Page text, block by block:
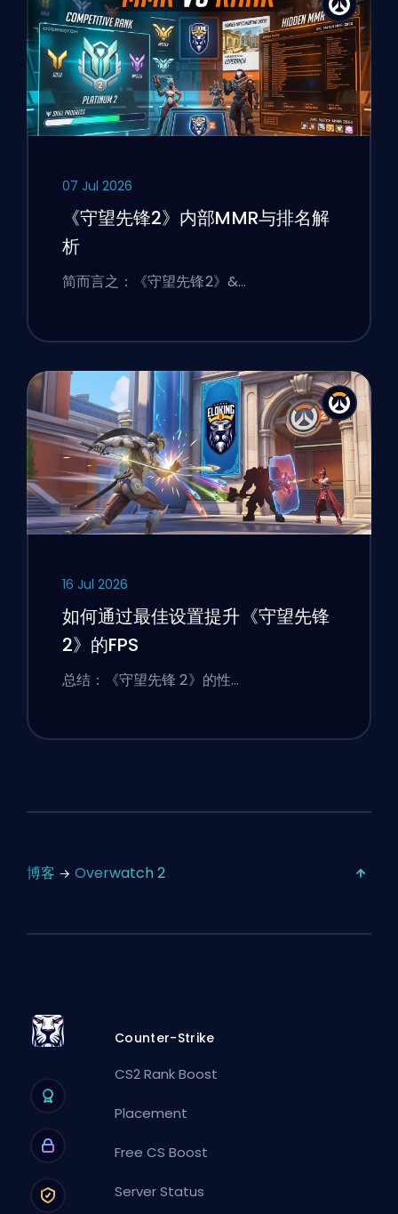
07 Jul 2026
《守望先锋2》内部MMR与排名解
析
简而言之：《守望先锋2》&…
16 Jul 2026
如何通过最佳设置提升《守望先锋
2》的FPS
总结：《守望先锋 2》的性…
博客 Overwatch 2
Counter-Strike
CS2 Rank Boost
Placement
Free CS Boost
Server Status